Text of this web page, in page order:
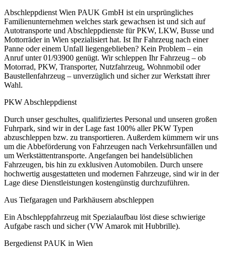
Abschleppdienst Wien PAUK GmbH ist ein ursprüngliches
Familienunternehmen welches stark gewachsen ist und sich auf
Autotransporte und Abschleppdienste für PKW, LKW, Busse und
Mottorräder in Wien spezialisiert hat. Ist Ihr Fahrzeug nach einer
Panne oder einem Unfall liegengeblieben? Kein Problem – ein
Anruf unter 01/93900 genügt. Wir schleppen Ihr Fahrzeug – ob
Motorrad, PKW, Transporter, Nutzfahrzeug, Wohnmobil oder
Baustellenfahrzeug – unverzüglich und sicher zur Werkstatt ihrer
Wahl.
PKW Abschleppdienst
Durch unser geschultes, qualifiziertes Personal und unseren großen
Fuhrpark, sind wir in der Lage fast 100% aller PKW Typen
abzuschleppen bzw. zu transportieren. Außerdem kümmern wir uns
um die Abbeförderung von Fahrzeugen nach Verkehrsunfällen und
um Werkstättentransporte. Angefangen bei handelsüblichen
Fahrzeugen, bis hin zu exklusiven Automobilen. Durch unsere
hochwertig ausgestatteten und modernen Fahrzeuge, sind wir in der
Lage diese Dienstleistungen kostengünstig durchzuführen.
Aus Tiefgaragen und Parkhäusern abschleppen
Ein Abschleppfahrzeug mit Spezialaufbau löst diese schwierige
Aufgabe rasch und sicher (VW Amarok mit Hubbrille).
Bergedienst PAUK in Wien